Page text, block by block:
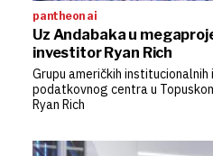
pantheon ai
Uz Andabaka u
investitor Ryan Rich
Grupu američkih
podatkovnog centra u
Ryan Rich